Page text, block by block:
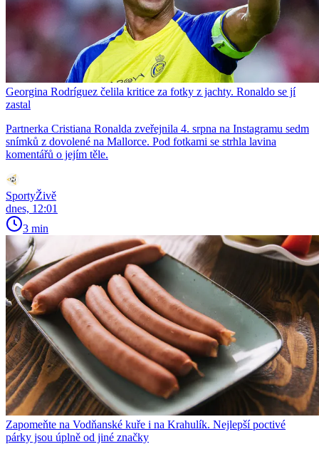
Georgina Rodríguez čelila kritice za fotky z jachty. Ronaldo se jí
zastal
Partnerka Cristiana Ronalda zveřejnila 4. srpna na Instagramu sedm
snímků z dovolené na Mallorce. Pod fotkami se strhla lavina
komentářů o jejím těle.
SportyŽivě
dnes, 12:01
3 min
Zapomeňte na Vodňanské kuře i na Krahulík. Nejlepší poctivé
párky jsou úplně od jiné značky